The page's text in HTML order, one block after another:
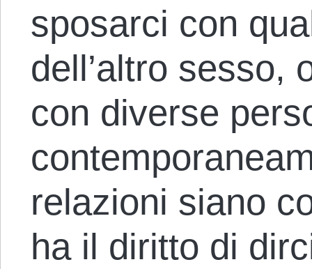
sposarci con
dell’altro sesso,
con diverse
relazioni siano
ha il diritto di